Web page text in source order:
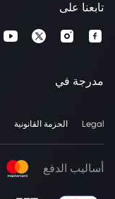
تابعنا على
مدرجة في
Legal الحزمة القانونية
أساليب الدفع